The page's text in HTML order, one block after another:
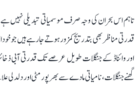
تاہم اس بحران کی وجہ صرف موسمیاتی تبدیلی نہیں
قدرتی مناظر بھی بتدریج کمزور ہوتے جا رہے ہیں جو خود
اور وائناڈ کے جنگلات طویل عرصے تک قدرتی آبی
گھنے جنگلات، نامیاتی مادے سے بھرپور مٹی اور دلدلی